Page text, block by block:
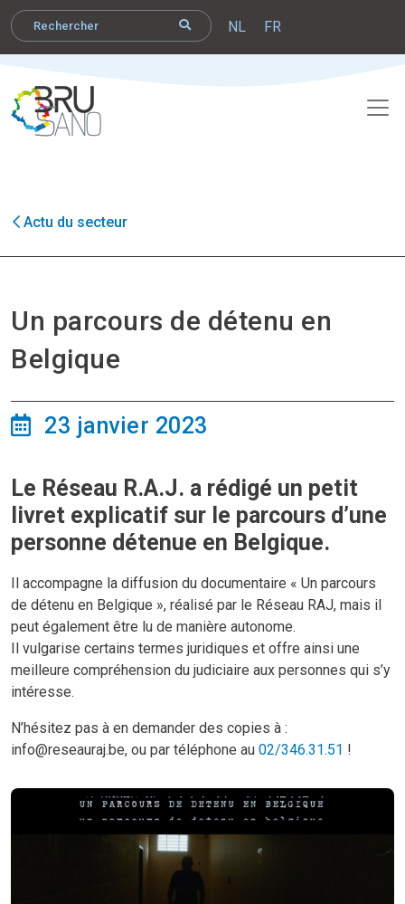
NL FR
Actu du secteur
Un parcours de détenu en
Belgique
23 janvier 2023
Le Réseau R.A.J. a rédigé un petit
livret explicatif sur le parcours d’une
personne détenue en Belgique.
Il accompagne la diffusion du documentaire « Un parcours
de détenu en Belgique », réalisé par le Réseau RAJ, mais il
peut également être lu de manière autonome.
Il vulgarise certains termes juridiques et offre ainsi une
meilleure compréhension du judiciaire aux personnes qui s’y
intéresse.
N’hésitez pas à en demander des copies à :
info@reseauraj.be, ou par téléphone au 02/346.31.51 !